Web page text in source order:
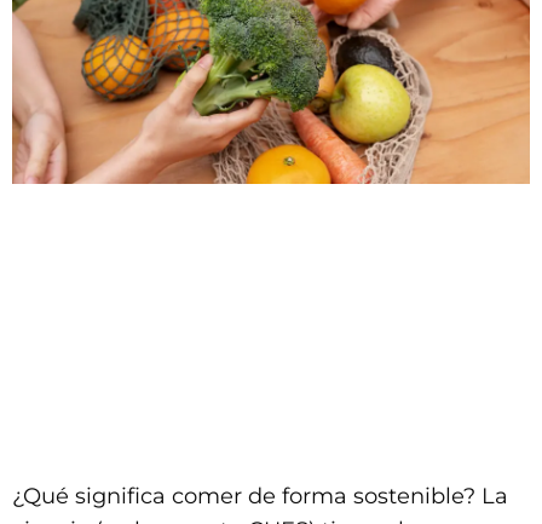
¿Qué significa comer de forma sostenible? La